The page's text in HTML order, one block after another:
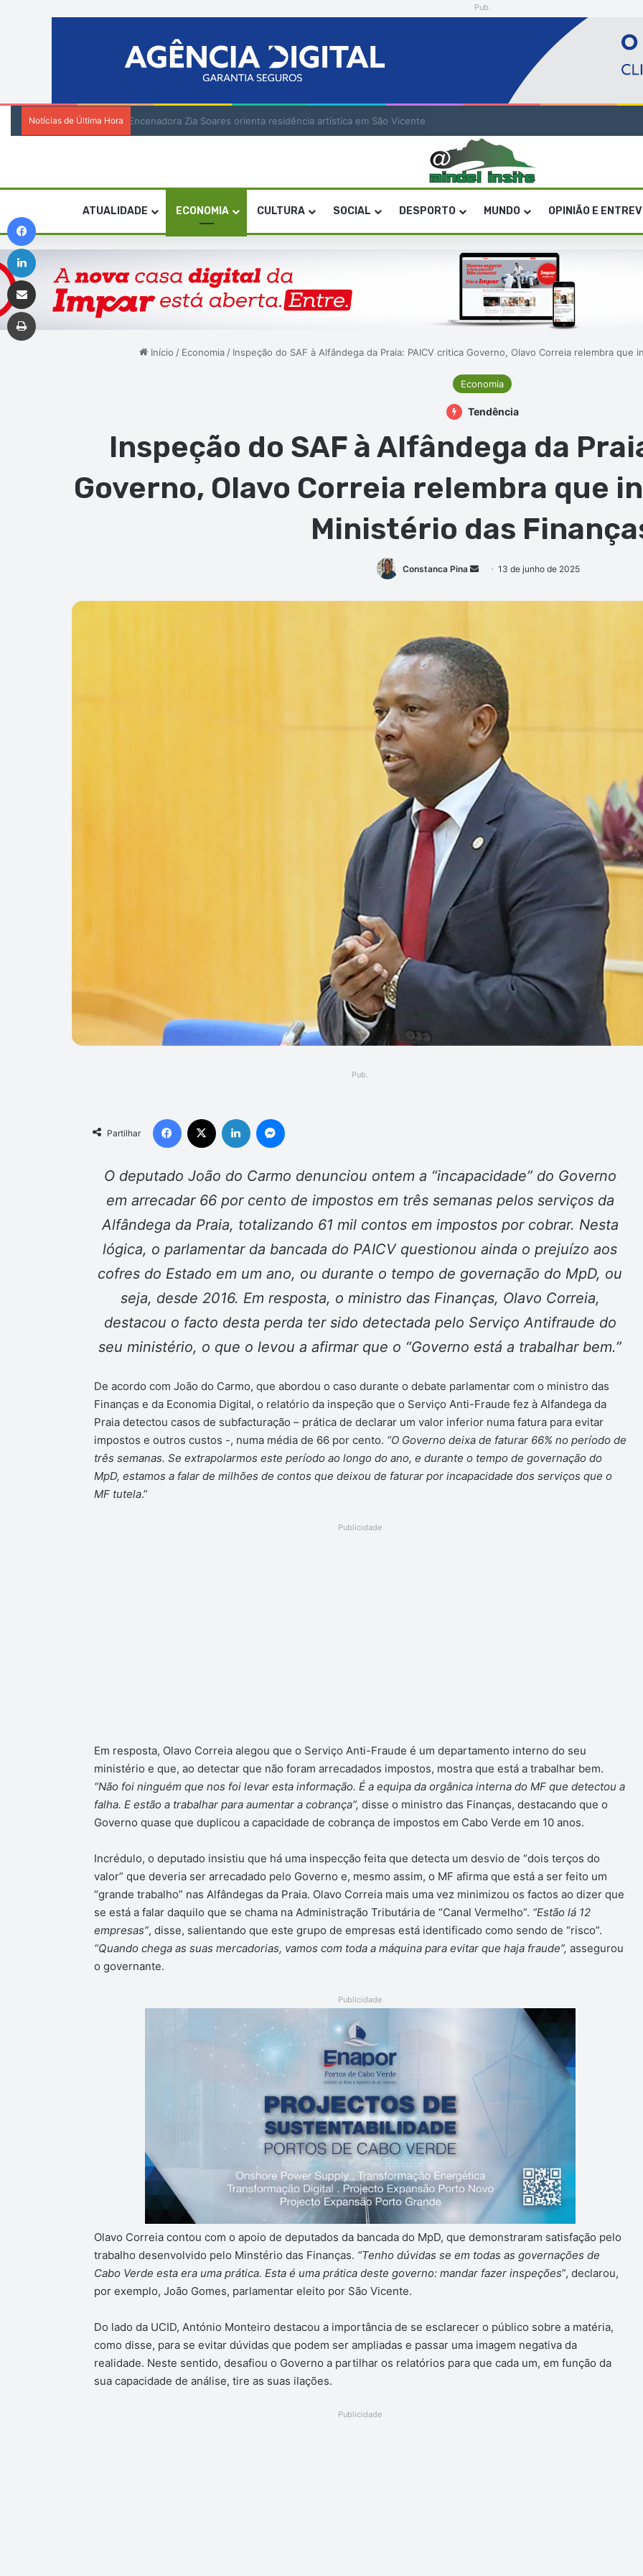
Pub.
Notícias de Última Hora Encenadora Zia Soares orienta residência artística em São Vicente
ATUALIDADE ECONOMIA CULTURA SOCIAL DESPORTO MUNDO OPINIÃO E
Início / Economia / Inspeção do SAF à Alfândega da Praia: PAICV critica Governo, Olavo Correia relembra
Economia
Tendência
Inspeção do SAF à Alfândega da
Governo, Olavo Correia relembra que
Ministério das
Constanca Pina
Mande
e-
13 de junho de 2025
Pub.
Partilhar
Facebook Linkedin
O deputado João do Carmo denunciou ontem a “incapacidade” do Governo
em arrecadar 66 por cento de impostos em três semanas pelos serviços da
Alfândega da Praia, totalizando 61 mil contos em impostos por cobrar. Nesta
lógica, o parlamentar da bancada do PAICV questionou ainda o prejuízo aos
cofres do Estado em um ano, ou durante o tempo de governação do MpD, ou
seja, desde 2016. Em resposta, o ministro das Finanças, Olavo Correia,
destacou o facto desta perda ter sido detectada pelo Serviço Antifraude do
seu ministério, o que o levou a afirmar que o “Governo está a trabalhar bem.”
De acordo com João do Carmo, que abordou o caso durante o debate parlamentar com o ministro das
Finanças e da Economia Digital, o relatório da inspeção que o Serviço Anti-Fraude fez à Alfandega da
Praia detectou casos de subfacturação – prática de declarar um valor inferior numa fatura para evitar
impostos e outros custos -, numa média de 66 por cento. “O Governo deixa de faturar 66% no período de
três semanas. Se extrapolarmos este período ao longo do ano, e durante o tempo de governação do
MpD, estamos a falar de milhões de contos que deixou de faturar por incapacidade dos serviços que o
MF tutela.”
Publicidade
Em resposta, Olavo Correia alegou que o Serviço Anti-Fraude é um departamento interno do seu
ministério e que, ao detectar que não foram arrecadados impostos, mostra que está a trabalhar bem.
“Não foi ninguém que nos foi levar esta informação. É a equipa da orgânica interna do MF que detectou a
falha. E estão a trabalhar para aumentar a cobrança”, disse o ministro das Finanças, destacando que o
Governo quase que duplicou a capacidade de cobrança de impostos em Cabo Verde em 10 anos.
Incrédulo, o deputado insistiu que há uma inspecção feita que detecta um desvio de “dois terços do
valor” que deveria ser arrecadado pelo Governo e, mesmo assim, o MF afirma que está a ser feito um
“grande trabalho” nas Alfândegas da Praia. Olavo Correia mais uma vez minimizou os factos ao dizer que
se está a falar daquilo que se chama na Administração Tributária de “Canal Vermelho”. “Estão lá 12
empresas”, disse, salientando que este grupo de empresas está identificado como sendo de “risco”.
“Quando chega as suas mercadorias, vamos com toda a máquina para evitar que haja fraude”, assegurou
o governante.
Publicidade
Olavo Correia contou com o apoio de deputados da bancada do MpD, que demonstraram satisfação pelo
trabalho desenvolvido pelo Minstério das Finanças. “Tenho dúvidas se em todas as governações de
Cabo Verde esta era uma prática. Esta é uma prática deste governo: mandar fazer inspeções”, declarou,
por exemplo, João Gomes, parlamentar eleito por São Vicente.
Do lado da UCID, António Monteiro destacou a importância de se esclarecer o público sobre a matéria,
como disse, para se evitar dúvidas que podem ser ampliadas e passar uma imagem negativa da
realidade. Neste sentido, desafiou o Governo a partilhar os relatórios para que cada um, em função da
sua capacidade de análise, tire as suas ilações.
Publicidade
Linkedin
Imprimir